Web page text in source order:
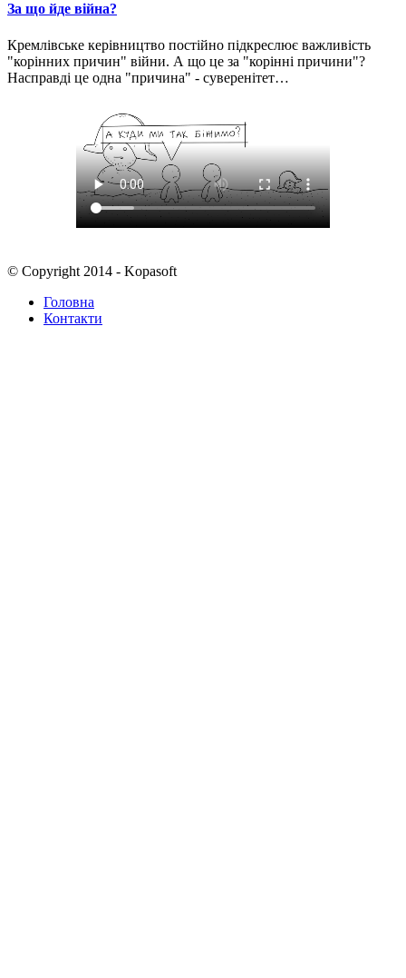
За що йде війна?
Кремлівське керівництво постійно підкреслює важливість
"корінних причин" війни. А що це за "корінні причини"?
Насправді це одна "причина" - суверенітет…
© Copyright 2014 - Kopasoft
Головна
Контакти